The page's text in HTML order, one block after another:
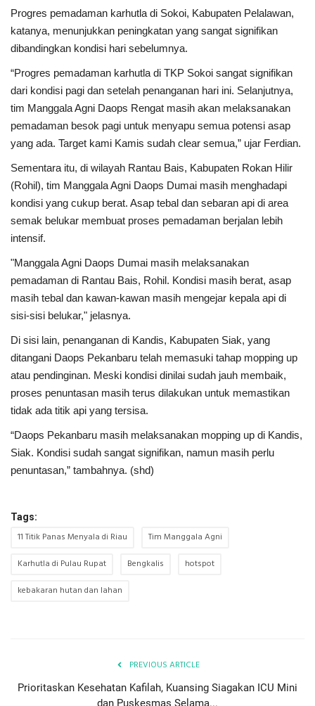
Progres pemadaman karhutla di Sokoi, Kabupaten Pelalawan,
katanya, menunjukkan peningkatan yang sangat signifikan
dibandingkan kondisi hari sebelumnya.
“Progres pemadaman karhutla di TKP Sokoi sangat signifikan
dari kondisi pagi dan setelah penanganan hari ini. Selanjutnya,
tim Manggala Agni Daops Rengat masih akan melaksanakan
pemadaman besok pagi untuk menyapu semua potensi asap
yang ada. Target kami Kamis sudah clear semua,” ujar Ferdian.
Sementara itu, di wilayah Rantau Bais, Kabupaten Rokan Hilir
(Rohil), tim Manggala Agni Daops Dumai masih menghadapi
kondisi yang cukup berat. Asap tebal dan sebaran api di area
semak belukar membuat proses pemadaman berjalan lebih
intensif.
"Manggala Agni Daops Dumai masih melaksanakan
pemadaman di Rantau Bais, Rohil. Kondisi masih berat, asap
masih tebal dan kawan-kawan masih mengejar kepala api di
sisi-sisi belukar," jelasnya.
Di sisi lain, penanganan di Kandis, Kabupaten Siak, yang
ditangani Daops Pekanbaru telah memasuki tahap mopping up
atau pendinginan. Meski kondisi dinilai sudah jauh membaik,
proses penuntasan masih terus dilakukan untuk memastikan
tidak ada titik api yang tersisa.
“Daops Pekanbaru masih melaksanakan mopping up di Kandis,
Siak. Kondisi sudah sangat signifikan, namun masih perlu
penuntasan,” tambahnya. (shd)
Tags:
11 Titik Panas Menyala di Riau
Tim Manggala Agni
Karhutla di Pulau Rupat
Bengkalis
hotspot
kebakaran hutan dan lahan
PREVIOUS ARTICLE
Prioritaskan Kesehatan Kafilah, Kuansing Siagakan ICU Mini
dan Puskesmas Selama...